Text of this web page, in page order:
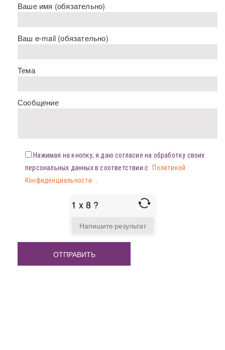
Ваше имя (обязательно)
Ваш e-mail (обязательно)
Тема
Сообщение
Нажимая на кнопку, я даю согласие на обработку своих
персональных данных в соответствии с
Политикой
Конфиденциальности
1 x 8 ?
FOR
X